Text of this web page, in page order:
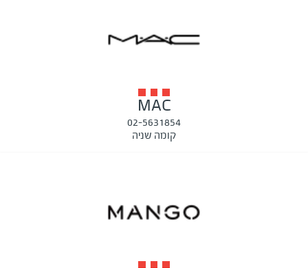
MAC
02-5631854
קומה שניה